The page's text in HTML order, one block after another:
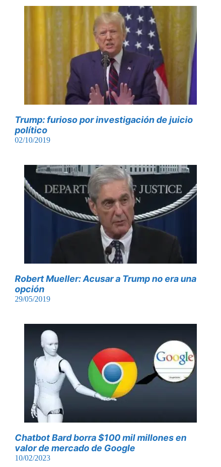
Trump: furioso por investigación de juicio
político
02/10/2019
Robert Mueller: Acusar a Trump no era una
opción
29/05/2019
Chatbot Bard borra $100 mil millones en
valor de mercado de Google
10/02/2023